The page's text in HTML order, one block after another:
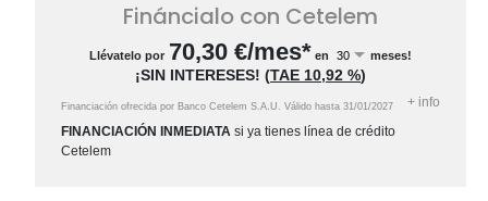
Fináncialo con Cetelem
Llévatelo por 70,30 €/mes* en meses!
¡SIN INTERESES! (TAE 10,92 %)
Financiación ofrecida por Banco Cetelem S.A.U. Válido hasta 31/01/2027 + info
FINANCIACIÓN INMEDIATA si ya tienes línea de crédito
Cetelem